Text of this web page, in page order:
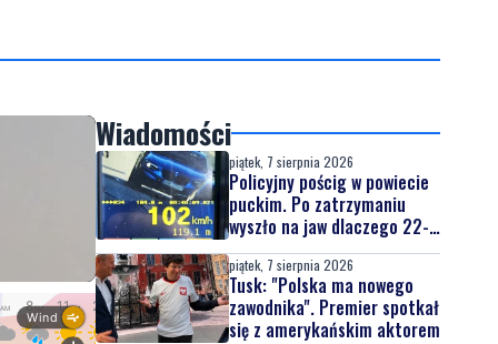
Wiadomości
piątek, 7 sierpnia 2026
Policyjny pościg w powiecie
puckim. Po zatrzymaniu
wyszło na jaw dlaczego 22-
latek uciekał
piątek, 7 sierpnia 2026
Tusk: "Polska ma nowego
zawodnika". Premier spotkał
się z amerykańskim aktorem